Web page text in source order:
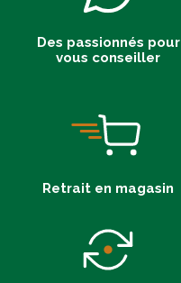
Des passionnés pour
vous conseiller
Retrait en magasin